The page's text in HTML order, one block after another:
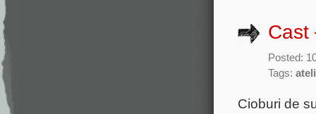
Cast
Posted:
Tags:
Cioburi de